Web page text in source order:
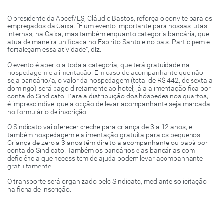
O presidente da Apcef/ES, Cláudio Bastos, reforça o convite para os
empregados da Caixa. “É um evento importante para nossas lutas
internas, na Caixa, mas também enquanto categoria bancária, que
atua de maneira unificada no Espírito Santo e no país. Participem e
fortaleçam essa atividade”, diz.
O evento é aberto a toda a categoria, que terá gratuidade na
hospedagem e alimentação. Em caso de acompanhante que não
seja bancário/a, o valor da hospedagem (total de R$ 442, de sexta a
domingo) será pago diretamente ao hotel; já a alimentação fica por
conta do Sindicato. Para a distribuição dos hóspedes nos quartos,
é imprescindível que a opção de levar acompanhante seja marcada
no formulário de inscrição.
O Sindicato vai oferecer creche para criança de 3 a 12 anos, e
também hospedagem e alimentação gratuita para os pequenos.
Criança de zero a 3 anos têm direito a acompanhante ou babá por
conta do Sindicato. Também os bancários e as bancárias com
deficiência que necessitem de ajuda podem levar acompanhante
gratuitamente.
O transporte será organizado pelo Sindicato, mediante solicitação
na ficha de inscrição.